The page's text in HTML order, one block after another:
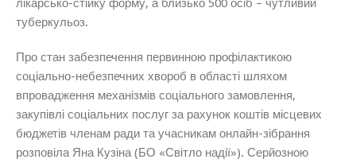
туберкульоз.
Про стан забезпечення первинною профілактикою
соціально-небезпечних хвороб в області шляхом
впровадження механізмів соціального замовлення,
закупівлі соціальних послуг за рахунок коштів місцевих
бюджетів членам ради та учасникам онлайн-зібрання
розповіла Яна Кузіна (БО «Світло надії»). Серйозною